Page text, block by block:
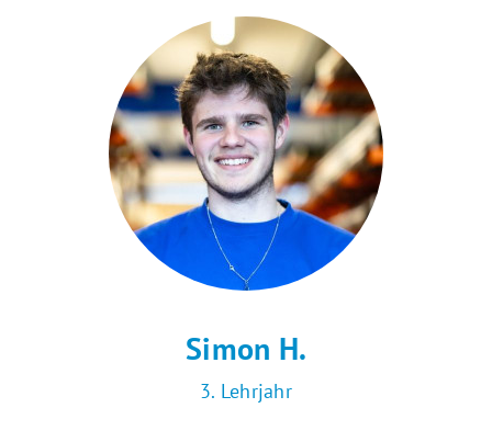
Simon H.
3. Lehrjahr